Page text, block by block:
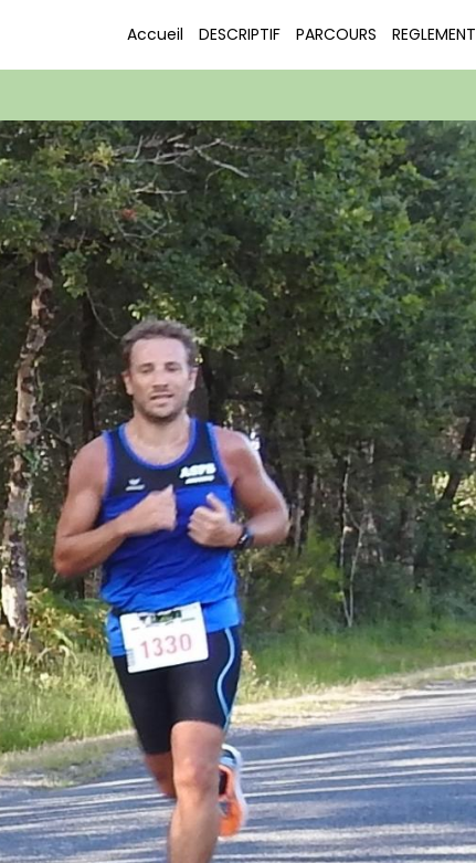
Accueil DESCRIPTIF PARCOURS REGLEMENT
10 KM COURIR POUR LE PLAISIR LE PORGE 2016